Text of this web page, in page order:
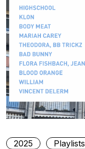
2025 Playlists